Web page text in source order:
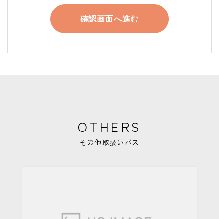
OTHERS
その他取扱いバス